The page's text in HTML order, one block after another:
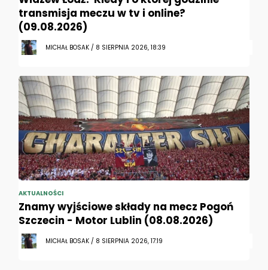
transmisja meczu w tv i online?
(09.08.2026)
MICHAŁ BOSAK / 8 SIERPNIA 2026, 18:39
AKTUALNOŚCI
Znamy wyjściowe składy na mecz Pogoń
Szczecin - Motor Lublin (08.08.2026)
MICHAŁ BOSAK / 8 SIERPNIA 2026, 17:19